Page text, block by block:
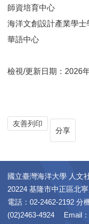
師資培育中心
海洋文創設計產業學士
華語中心
檢視/更新日期：2026
友善列印
分享
國立臺灣海洋大學 人文
20224 基隆市中正區北
電話：02-2462-2192 分
(02)2463-4924 Email